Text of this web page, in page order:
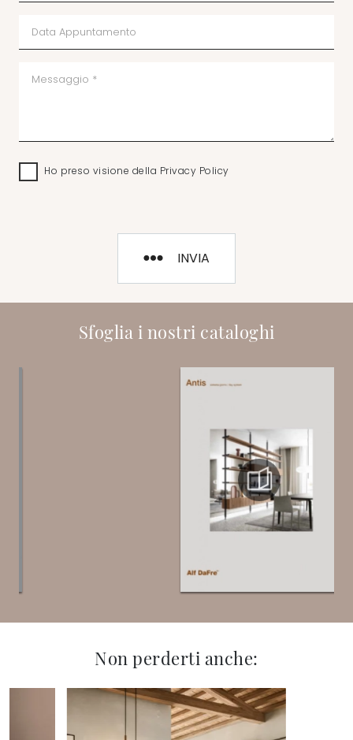
Sfoglia i nostri cataloghi
Ho preso visione della Privacy Policy
INVIA
Non perderti anche: